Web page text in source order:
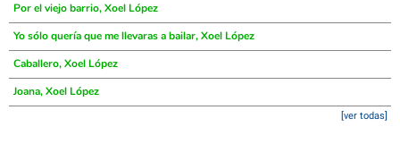
Por el viejo barrio, Xoel López
Yo sólo quería que me llevaras a bailar, Xoel López
Caballero, Xoel López
Joana, Xoel López
[ver todas]